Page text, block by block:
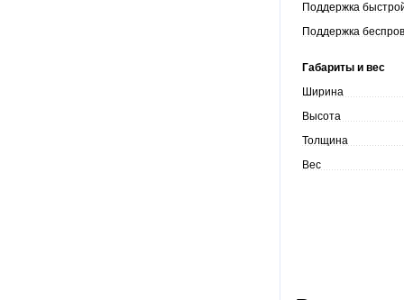
Поддержка
Поддержка
Габариты и вес
Ширина
Высота
Толщина
Вес